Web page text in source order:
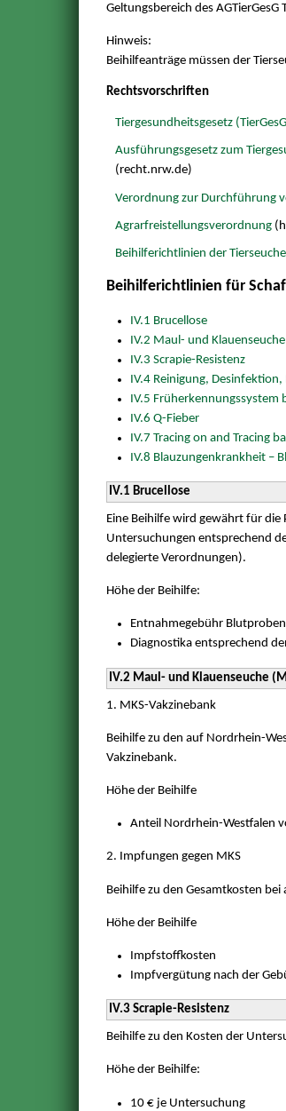
Geltungsbereich des
Hinweis:
Beihilfeanträge müssen der
Rechtsvorschriften
Tiergesundheitsgesetz
Ausführungsgesetz zum
(recht.nrw.de)
Verordnung zur Durchführung
Agrarfreistellungsverordnung
Beihilferichtlinien der
Beihilferichtlinien für
IV.1 Brucellose
IV.2 Maul- und
IV.3 Scrapie-Resistenz
IV.4 Reinigung,
IV.5 Früherkennungssystem
IV.6 Q-Fieber
IV.7 Tracing on and Tracing
IV.8 Blauzungenkrankheit –
IV.1 Brucellose
Eine Beihilfe wird gewährt für
Untersuchungen entsprechend
delegierte Verordnungen).
Höhe der Beihilfe:
Entnahmegebühr
Diagnostika entsprechend
IV.2 Maul- und Klauenseuche
1. MKS-Vakzinebank
Beihilfe zu den auf Nordrhein-
Vakzinebank.
Höhe der Beihilfe
Anteil Nordrhein-Westfalen
2. Impfungen gegen MKS
Beihilfe zu den Gesamtkosten
Höhe der Beihilfe
Impfstoffkosten
Impfvergütung nach der
IV.3 Scrapie-Resistenz
Beihilfe zu den Kosten der
Höhe der Beihilfe:
10 € je Untersuchung